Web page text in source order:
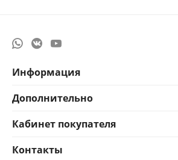
Информация
Дополнительно
Кабинет покупателя
Контакты